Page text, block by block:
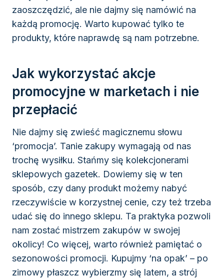
zaoszczędzić, ale nie dajmy się namówić na
każdą promocję. Warto kupować tylko te
produkty, które naprawdę są nam potrzebne.
Jak wykorzystać akcje
promocyjne w marketach i nie
przepłacić
Nie dajmy się zwieść magicznemu słowu
‘promocja’. Tanie zakupy wymagają od nas
trochę wysiłku. Stańmy się kolekcjonerami
sklepowych gazetek. Dowiemy się w ten
sposób, czy dany produkt możemy nabyć
rzeczywiście w korzystnej cenie, czy też trzeba
udać się do innego sklepu. Ta praktyka pozwoli
nam zostać mistrzem zakupów w swojej
okolicy! Co więcej, warto również pamiętać o
sezonowości promocji. Kupujmy ‘na opak’ – po
zimowy płaszcz wybierzmy się latem, a strój